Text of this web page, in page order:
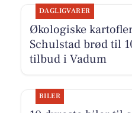
DAGLIGVARER
Økologiske
Schulstad brød til
tilbud i Vadum
BILER